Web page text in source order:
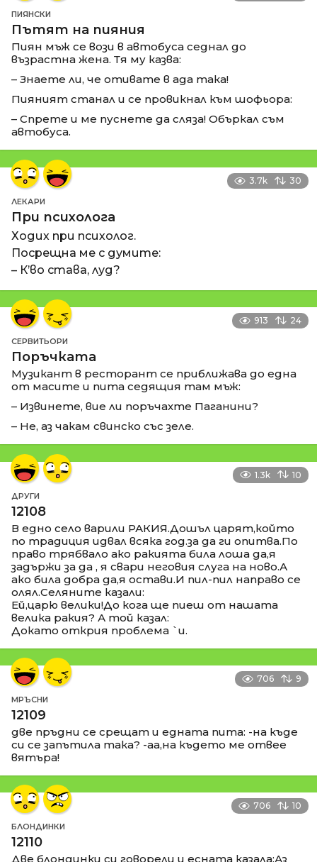
ПИЯНСКИ
Пътят на пияния
Пиян мъж се вози в автобуса седнал до
възрастна жена. Тя му казва:
– Знаете ли, че отивате в ада така!
Пияният станал и се провикнал към шофьора:
– Спрете и ме пуснете да сляза! Объркал съм
автобуса.
3.7k 30
ЛЕКАРИ
При психолога
Ходих при психолог.
Посрещна ме с думите:
– К’во става, луд?
913 24
СЕРВИТЬОРИ
Поръчката
Музикант в ресторант се приближава до една
от масите и пита седящия там мъж:
– Извинете, вие ли поръчахте Паганини?
– Не, аз чакам свинско със зеле.
1.3k 10
ДРУГИ
12108
В едно село варили РАКИЯ.Дошъл царят,който
по традиция идвал всяка год.за да ги опитва.По
право трябвало ако ракията била лоша да,я
задържи за да , я свари неговия слуга на ново.А
ако била добра да,я остави.И пил-пил направо се
олял.Селяните казали:
Ей,царю велики!До кога ще пиеш от нашата
велика ракия? А той казал:
Докато открия проблема `и.
706 9
МРЪСНИ
12109
две пръдни се срещат и едната пита: -на къде
си се запътила така? -аа,на където ме отвее
вятъра!
706 10
БЛОНДИНКИ
12110
Две блондинки си говорели и есната казала:Аз